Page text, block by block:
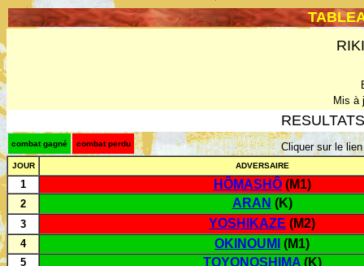
Mis à
combat gagné combat perdu Cliquer sur le
JOUR ADVERSAIRE
1 HÔMASHÔ(M1)
2 ARAN (K)
3 YOSHIKAZE (M2)
4 OKINOUMI (M1)
5 TOYONOSHIMA(K)